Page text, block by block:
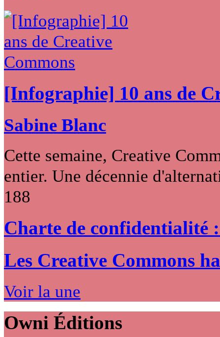
[Infographie] 10 ans de
Sabine Blanc
Cette semaine, Creative
entier. Une décennie
188
Charte de confidentialité
Les Creative Commons
Voir la une
Owni Éditions